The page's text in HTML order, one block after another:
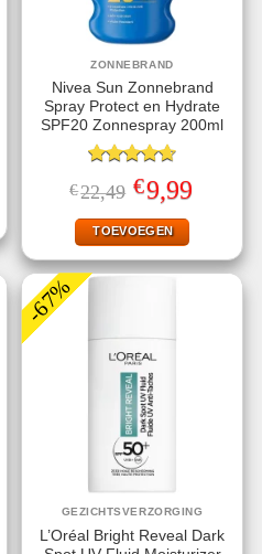
ZONNEBRAND
Nivea Sun Zonnebrand
Spray Protect en Hydrate
SPF20 Zonnespray 200ml
Gewaardeerd
4.67uit 5
€22,49 Oorspronkelijke
prijs
was:
€22,49.
€9,99Huidige
prijs
TOEVOEGEN
-67%
GEZICHTSVERZORGING
L’Oréal Bright Reveal Dark